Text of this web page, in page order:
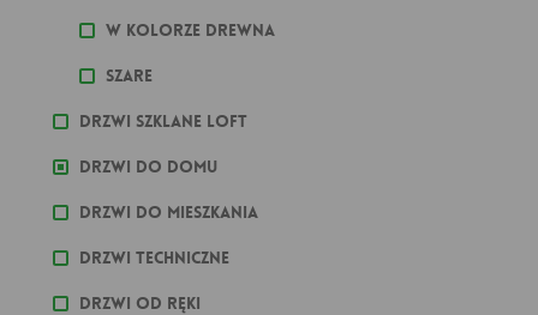
W kolorze drewna
Szare
Drzwi szklane loft
Drzwi do domu
Drzwi do mieszkania
Drzwi techniczne
Drzwi od ręki